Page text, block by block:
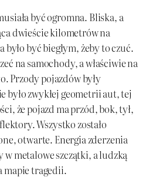
być ogromna. Bliska, a
dwieście kilometrów na
było być biegłym, żeby to czuć.
na samochody, a właściwie na
Przody pojazdów były
było zwykłej geometrii aut, tej
że pojazd ma przód, bok, tył,
Wszystko zostało
otwarte. Energia zderzenia
w metalowe szczątki, a ludzką
mapie tragedii.